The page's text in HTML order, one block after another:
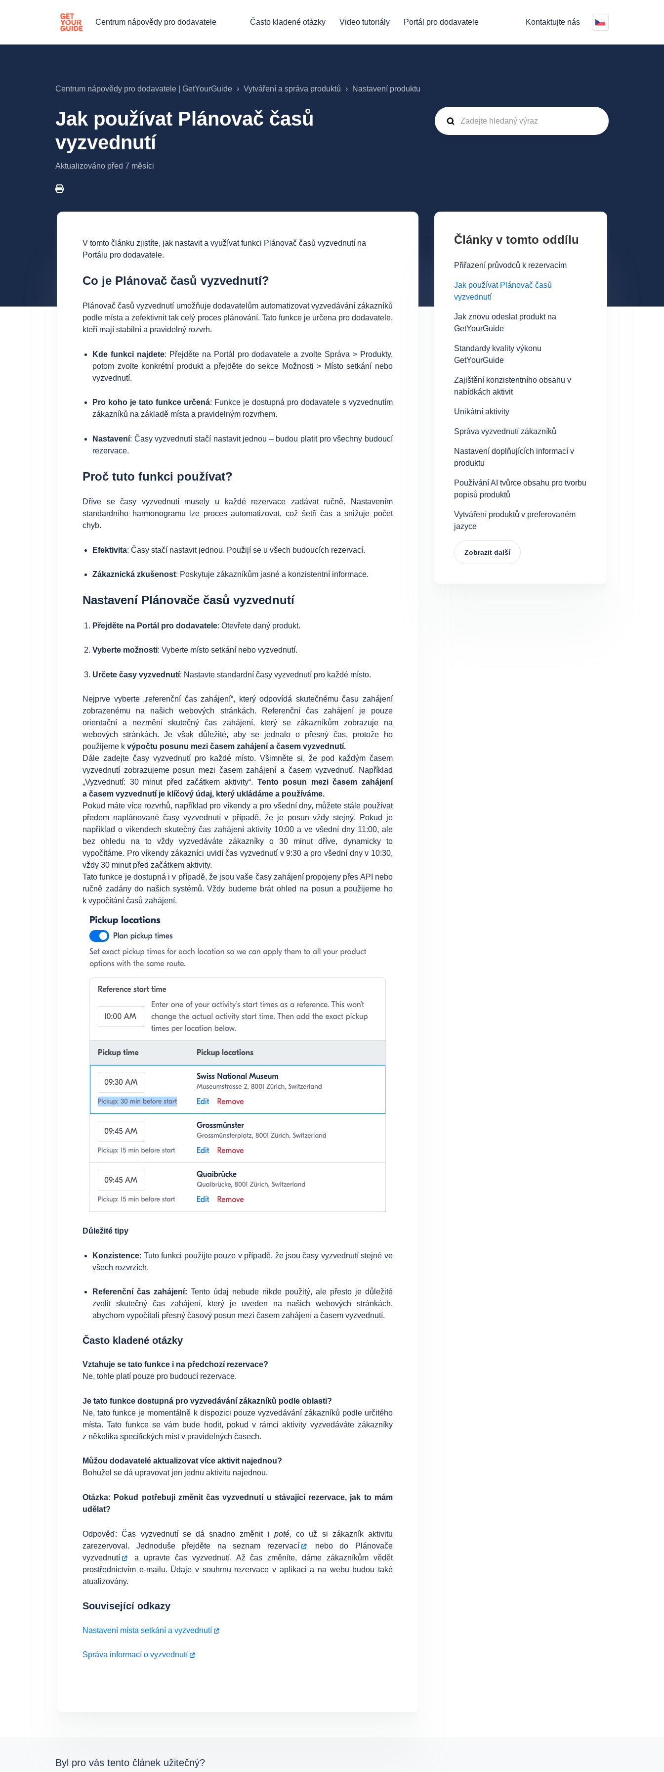
Centrum nápovědy pro dodavatele Často kladené otázky Video tutoriály Portál pro dodavatele Kontaktujte nás
Centrum nápovědy pro dodavatele | GetYourGuide Vytváření a správa produktů Nastavení produktu
Jak používat Plánovač časů
vyzvednutí
Aktualizováno před 7 měsíci
V tomto článku zjistíte, jak nastavit a využívat funkci Plánovač časů vyzvednutí na
Portálu pro dodavatele.
Co je Plánovač časů vyzvednutí?
Plánovač časů vyzvednutí umožňuje dodavatelům automatizovat vyzvedávání zákazníků
podle místa a zefektivnit tak celý proces plánování. Tato funkce je určena pro dodavatele,
kteří mají stabilní a pravidelný rozvrh.
Kde funkci najdete: Přejděte na Portál pro dodavatele a zvolte Správa > Produkty,
potom zvolte konkrétní produkt a přejděte do sekce Možnosti > Místo setkání nebo
vyzvednutí.
Pro koho je tato funkce určená: Funkce je dostupná pro dodavatele s vyzvednutím
zákazníků na základě místa a pravidelným rozvrhem.
Nastavení: Časy vyzvednutí stačí nastavit jednou – budou platit pro všechny budoucí
rezervace.
Proč tuto funkci používat?
Dříve se časy vyzvednutí musely u každé rezervace zadávat ručně. Nastavením
standardního harmonogramu lze proces automatizovat, což šetří čas a snižuje počet
chyb.
Efektivita: Časy stačí nastavit jednou. Použijí se u všech budoucích rezervací.
Zákaznická zkušenost: Poskytuje zákazníkům jasné a konzistentní informace.
Nastavení Plánovače časů vyzvednutí
Přejděte na Portál pro dodavatele: Otevřete daný produkt.
Vyberte možnosti: Vyberte místo setkání nebo vyzvednutí.
Určete časy vyzvednutí: Nastavte standardní časy vyzvednutí pro každé místo.
Nejprve vyberte „referenční čas zahájení“, který odpovídá skutečnému času zahájení
zobrazenému na našich webových stránkách. Referenční čas zahájení je pouze
orientační a nezmění skutečný čas zahájení, který se zákazníkům zobrazuje na
webových stránkách. Je však důležité, aby se jednalo o přesný čas, protože ho
použijeme kvýpočtu posunu mezi časem zahájení a časem vyzvednutí.
Dále zadejte časy vyzvednutí pro každé místo. Všimněte si, že pod každým časem
vyzvednutí zobrazujeme posun mezi časem zahájení a časem vyzvednutí. Například
„Vyzvednutí: 30 minut před začátkem aktivity“. Tento posun mezi časem zahájení
a časem vyzvednutí je klíčový údaj, který ukládáme a používáme.
Pokud máte více rozvrhů, například pro víkendy a pro všední dny, můžete stále používat
předem naplánované časy vyzvednutí v případě, že je posun vždy stejný. Pokud je
například o víkendech skutečný čas zahájení aktivity 10:00 a ve všední dny 11:00, ale
bez ohledu na to vždy vyzvedáváte zákazníky o 30 minut dříve, dynamicky to
vypočítáme. Pro víkendy zákazníci uvidí čas vyzvednutí v 9:30 a pro všední dny v 10:30,
vždy 30 minut před začátkem aktivity.
Tato funkce je dostupná i v případě, že jsou vaše časy zahájení propojeny přes API nebo
ručně zadány do našich systémů. Vždy budeme brát ohled na posun a použijeme ho
k vypočítání časů zahájení.
Důležité tipy
Konzistence: Tuto funkci použijte pouze v případě, že jsou časy vyzvednutí stejné ve
všech rozvrzích.
Referenční čas zahájení: Tento údaj nebude nikde použitý, ale přesto je důležité
zvolit skutečný čas zahájení, který je uveden na našich webových stránkách,
abychom vypočítali přesný časový posun mezi časem zahájení a časem vyzvednutí.
Často kladené otázky
Vztahuje se tato funkce i na předchozí rezervace?
Ne, tohle platí pouze pro budoucí rezervace.
Je tato funkce dostupná pro vyzvedávání zákazníků podle oblasti?
Ne, tato funkce je momentálně k dispozici pouze vyzvedávání zákazníků podle určitého
místa. Tato funkce se vám bude hodit, pokud v rámci aktivity vyzvedáváte zákazníky
z několika specifických míst v pravidelných časech.
Můžou dodavatelé aktualizovat více aktivit najednou?
Bohužel se dá upravovat jen jednu aktivitu najednou.
Otázka: Pokud potřebuji změnit čas vyzvednutí u stávající rezervace, jak to mám
udělat?
Odpověď: Čas vyzvednutí se dá snadno změnit i poté, co už si zákazník aktivitu
zarezervoval. Jednoduše přejděte naseznam rezervací nebo do
Plánovače
vyzvednutí
a upravte čas vyzvednutí. Až čas změníte, dáme zákazníkům vědět
prostřednictvím e-mailu. Údaje v souhrnu rezervace v aplikaci a na webu budou také
atualizovány.
Související odkazy
Nastavení místa setkání a vyzvednutí
Správa informací o vyzvednutí
Články v tomto oddílu
Přiřazení průvodců k rezervacím
Jak používat Plánovač časů
vyzvednutí
Jak znovu odeslat produkt na
GetYourGuide
Standardy kvality výkonu
GetYourGuide
Zajištění konzistentního obsahu v
nabídkách aktivit
Unikátní aktivity
Správa vyzvednutí zákazníků
Nastavení doplňujících informací v
produktu
Používání AI tvůrce obsahu pro tvorbu
popisů produktů
Vytváření produktů v preferovaném
jazyce
Zobrazit další
Byl pro vás tento článek užitečný?